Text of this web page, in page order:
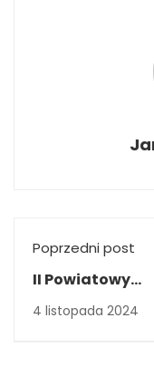
Poprzedni post
II Powiatowy
Przegląd
o Powstaniu
4 listopada 2024